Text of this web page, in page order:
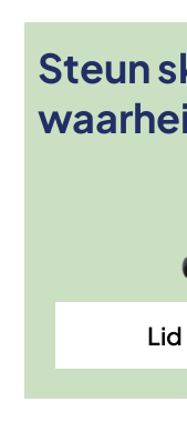
Steun
Afbeelding